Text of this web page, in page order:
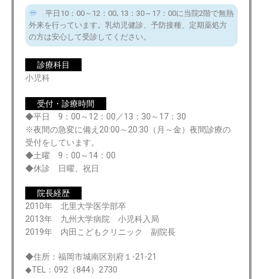
平日10：00～12：00､13：30～17：00に当院2階で無熱
外来を行っています。乳幼児健診、予防接種、定期薬処方
の方は安心して受診してください。
診療科目
小児科
受付・診療時間
◆平日 9：00～12：00／13：30～17：30
※夜間の急変に備え20:00～20:30（月～金）夜間診療の
受付をしています。
◆土曜 9：00～14：00
◆休診 日曜、祝日
院長経歴
2010年 北里大学医学部卒
2013年 九州大学病院 小児科入局
2019年 内田こどもクリニック 副院長
◆住所：福岡市城南区別府１-21-21
◆TEL：092（844）2730